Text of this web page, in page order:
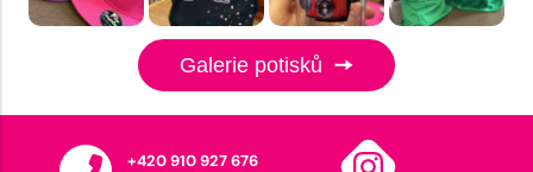
Galerie potisků
+420 910 927 676